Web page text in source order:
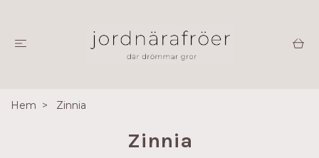
Hem Zinnia
Zinnia